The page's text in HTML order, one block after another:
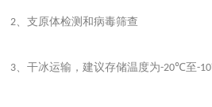
2 、支原体检测和病毒筛查
3、干冰运输，建议存储温度为-20℃至-